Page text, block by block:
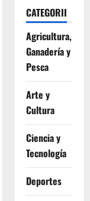
CATEGORII
Agricultura,
Ganadería y
Pesca
Arte y
Cultura
Ciencia y
Tecnología
Deportes